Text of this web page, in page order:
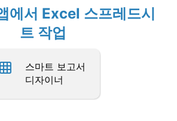
에서 Excel 스프레드시
트 작업
스마트 보고서
디자이너